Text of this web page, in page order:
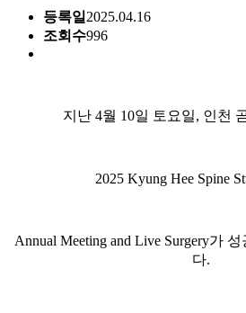
등록일 2025.04.16
조회수996
지난 4월 10일 토요일, 인천
2025 Kyung Hee Spine
Annual Meeting and Live Surgery가
다.